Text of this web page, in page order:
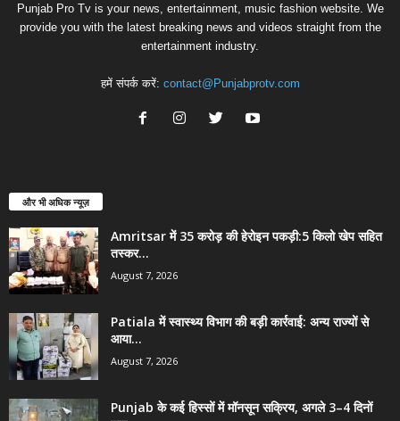
Punjab Pro Tv is your news, entertainment, music fashion website. We
provide you with the latest breaking news and videos straight from the
entertainment industry.
हमें संपर्क करें: contact@Punjabprotv.com
और भी अधिक न्यूज़
Amritsar में 35 करोड़ की हेरोइन पकड़ी:5 किलो खेप सहित
तस्कर...
August 7, 2026
Patiala में स्वास्थ्य विभाग की बड़ी कार्रवाई: अन्य राज्यों से
आया...
August 7, 2026
Punjab के कई हिस्सों में मॉनसून सक्रिय, अगले 3–4 दिनों